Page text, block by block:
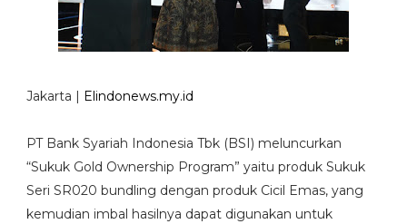
Jakarta | Elindonews.my.id
PT Bank Syariah Indonesia Tbk (BSI) meluncurkan
“Sukuk Gold Ownership Program” yaitu produk Sukuk
Seri SR020 bundling dengan produk Cicil Emas, yang
kemudian imbal hasilnya dapat digunakan untuk